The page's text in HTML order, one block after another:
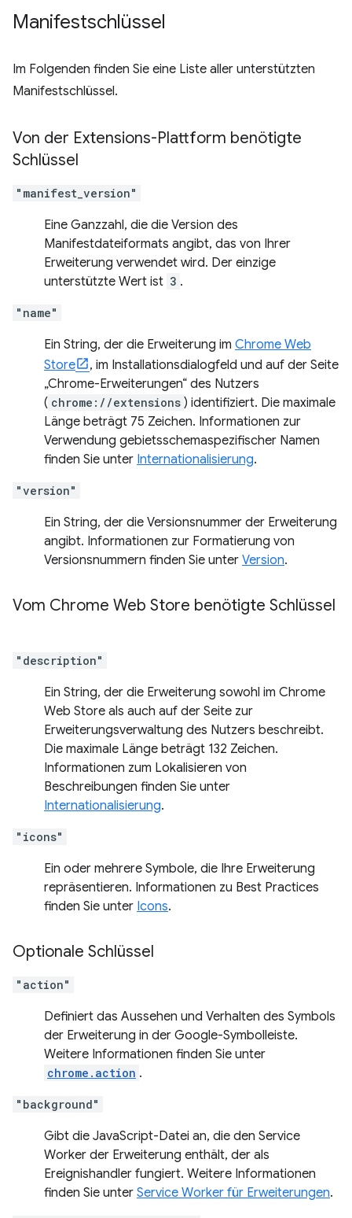
Manifestschlüssel
Im Folgenden finden Sie eine Liste aller unterstützten
Manifestschlüssel.
Von der Extensions-Plattform benötigte
Schlüssel
"manifest_version"
Eine Ganzzahl, die die Version des
Manifestdateiformats angibt, das von Ihrer
Erweiterung verwendet wird. Der einzige
unterstützte Wert ist 3 .
"name"
Ein String, der die Erweiterung im Chrome Web
Store
, im Installationsdialogfeld und auf der Seite
„Chrome-Erweiterungen“ des Nutzers
( chrome://extensions ) identifiziert. Die maximale
Länge beträgt 75 Zeichen. Informationen zur
Verwendung gebietsschemaspezifischer Namen
finden Sie unter Internationalisierung.
"version"
Ein String, der die Versionsnummer der Erweiterung
angibt. Informationen zur Formatierung von
Versionsnummern finden Sie unter Version.
Vom Chrome Web Store benötigte Schlüssel
"description"
Ein String, der die Erweiterung sowohl im Chrome
Web Store als auch auf der Seite zur
Erweiterungsverwaltung des Nutzers beschreibt.
Die maximale Länge beträgt 132 Zeichen.
Informationen zum Lokalisieren von
Beschreibungen finden Sie unter
Internationalisierung.
"icons"
Ein oder mehrere Symbole, die Ihre Erweiterung
repräsentieren. Informationen zu Best Practices
finden Sie unter Icons.
Optionale Schlüssel
"action"
Definiert das Aussehen und Verhalten des Symbols
der Erweiterung in der Google-Symbolleiste.
Weitere Informationen finden Sie unter
chrome.action .
"background"
Gibt die JavaScript-Datei an, die den Service
Worker der Erweiterung enthält, der als
Ereignishandler fungiert. Weitere Informationen
finden Sie unter Service Worker für Erweiterungen.